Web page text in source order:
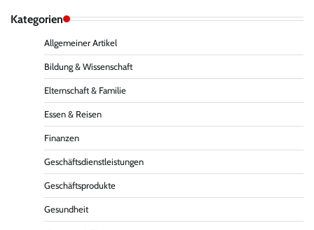
Kategorien
Allgemeiner Artikel
Bildung & Wissenschaft
Elternschaft & Familie
Essen & Reisen
Finanzen
Geschäftsdienstleistungen
Geschäftsprodukte
Gesundheit